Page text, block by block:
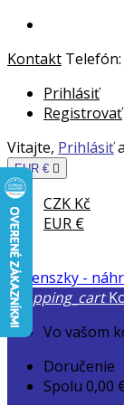
Kontakt Telefón:
Prihlásiť
Registrovať
Vitajte, Prihlásiť
EUR € 
CZK Kč
EUR €
shopping_cart
Vo vašom
Doručenie
Spolu 0,00